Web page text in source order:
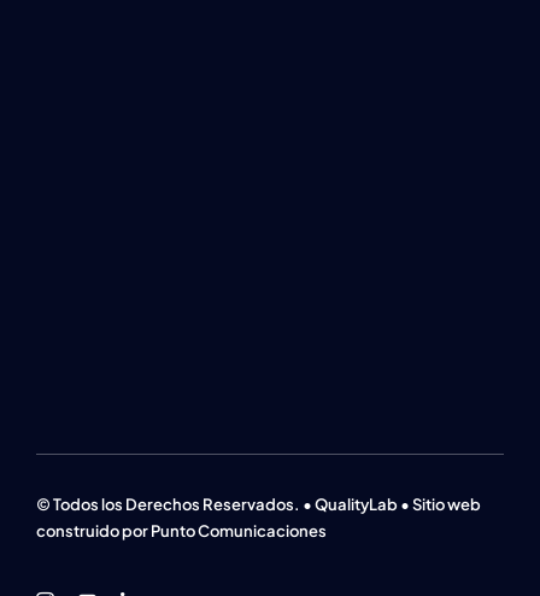
© Todos los Derechos Reservados. • QualityLab • Sitio web
construido por Punto Comunicaciones